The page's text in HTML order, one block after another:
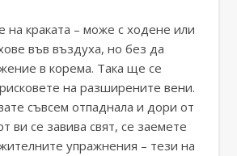
на краката – може с ходене или
във въздуха, но без да
в корема. Така ще се
на разширените вени.
съвсем отпаднала и дори от
ви се завива свят, се заемете
упражнения – тези на